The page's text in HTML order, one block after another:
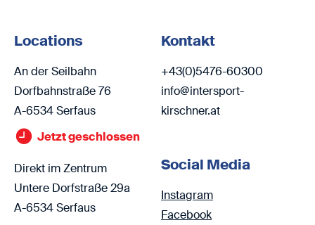
Locations
An der Seilbahn
Dorfbahnstraße 76
A-6534 Serfaus
Jetzt geschlossen
Direkt im Zentrum
Untere Dorfstraße 29a
A-6534 Serfaus
Kontakt
+43(0)5476-60300
info@intersport-
kirschner.at
Social Media
Instagram
Facebook